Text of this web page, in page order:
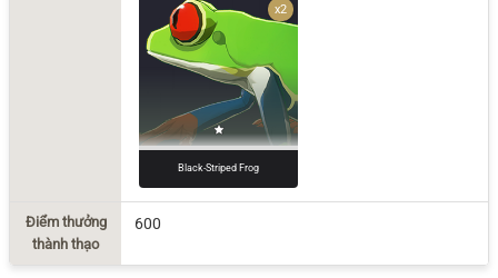
Black-Striped Frog
x2
Điểm thưởng
thành thạo
600